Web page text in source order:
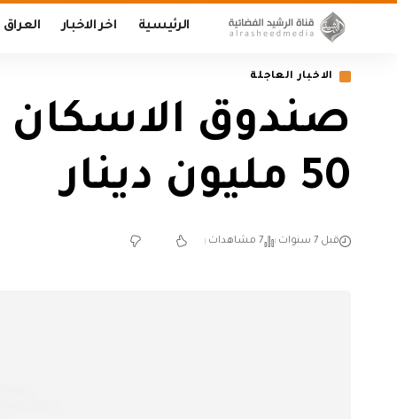
الرئيسية اخر الاخبار العراق
الاخبار العاجلة
صندوق الاسكان
50 مليون دينار
قبل 7 سنوات 7 مشاهدات